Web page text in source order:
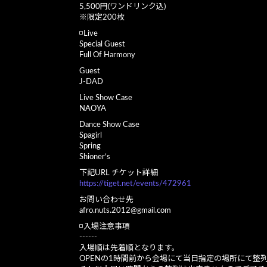
5,500円(ワンドリンク込)
※限定200枚
◽️Live
Special Guest
Full Of Harmony
Guest
J-DAD
Live Show Case
NAOYA
Dance Show Case
Spagirl
Spring
Shioner‘s
下記URL チケット詳細
https://tiget.net/events/472961
お問い合わせ先
afro.nuts.2012@gmail.com
◽️入場注意事項
------
入場順は先着順となります。
OPENの1時間前から会場にて当日指定の場所にて整